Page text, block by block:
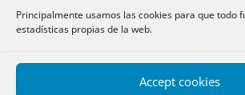
Principalmente usamos las cookies para que todo
estadísticas propias de la web.
Accept cookies
de publicidad registral y no está
principio de legitimación registral,
circunstancia personal en el título
ahora se presenta a inscripción, ni